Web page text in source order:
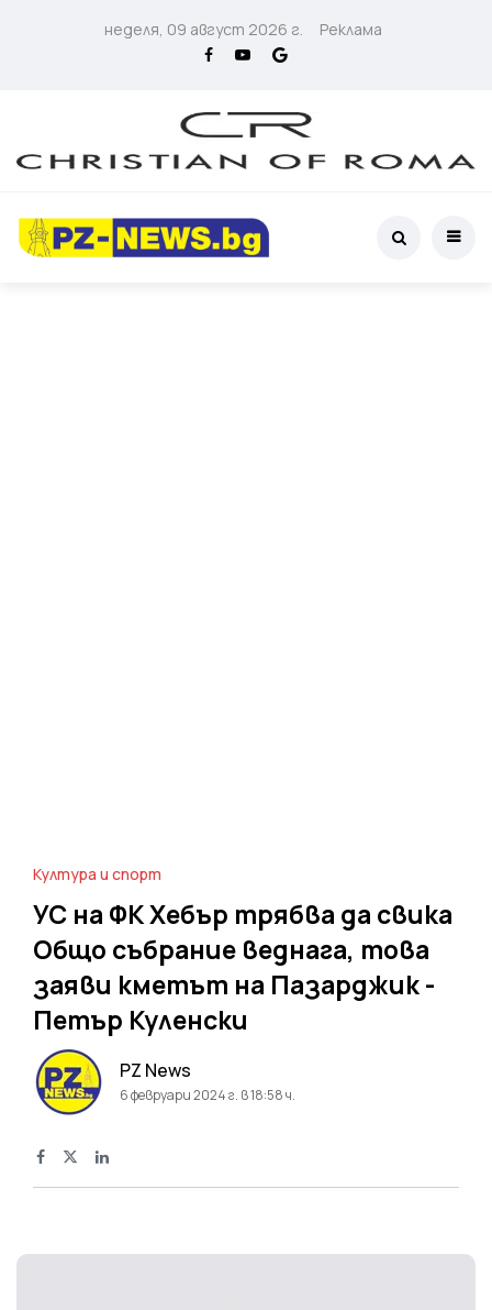
неделя, 09 август 2026 г. Реклама
Култура и спорт
УС на ФК Хебър трябва да свика
Общо събрание веднага, това
заяви кметът на Пазарджик -
Петър Куленски
PZ News
6 февруари 2024 г. в 18:58 ч.